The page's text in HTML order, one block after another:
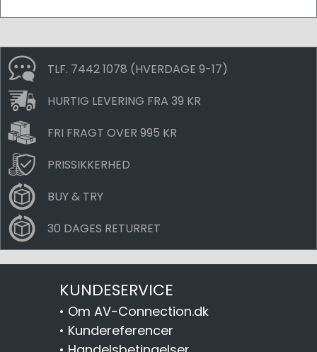
TLF. 7442 1078 (HVERDAGE 9-17)
HURTIG LEVERING FRA 39 KR
FRI FRAGT OVER 995 KR
PRISSIKKERHED
BUY & TRY
30 DAGES RETURRET
KUNDESERVICE
• Om AV-Connection.dk
• Kundereferencer